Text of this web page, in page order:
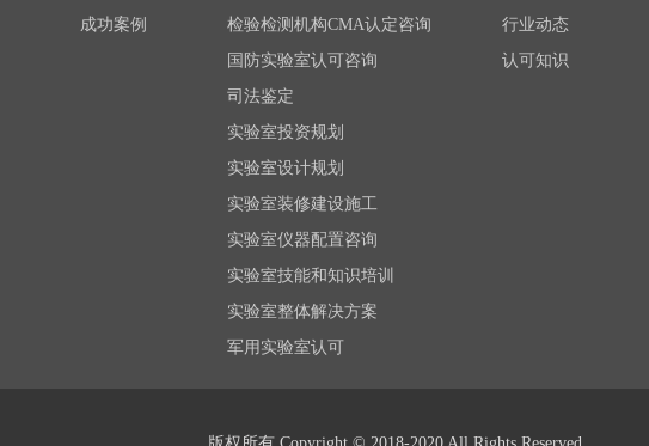
成功案例
检验检测机构CMA认定咨询
国防实验室认可咨询
司法鉴定
实验室投资规划
实验室设计规划
实验室装修建设施工
实验室仪器配置咨询
实验室技能和知识培训
实验室整体解决方案
军用实验室认可
行业动态
认可知识